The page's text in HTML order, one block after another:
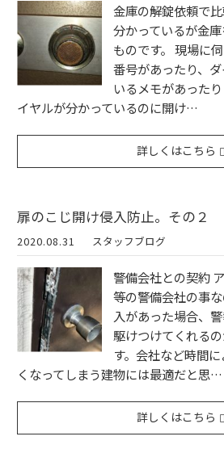
金庫の解錠依頼で
分かっているが金
ものです。 現場に
番号があったり、
いるメモがあった
イヤルが分かっているのに開け…
詳しくはこちら
扉のこじ開け侵入防止。その２
2020.08.31 スタッフブログ
警備会社との契約
等の警備会社の事
入があった場合、
駆けつけてくれる
す。会社など時間
くなってしまう建物には最適だと思…
詳しくはこちら